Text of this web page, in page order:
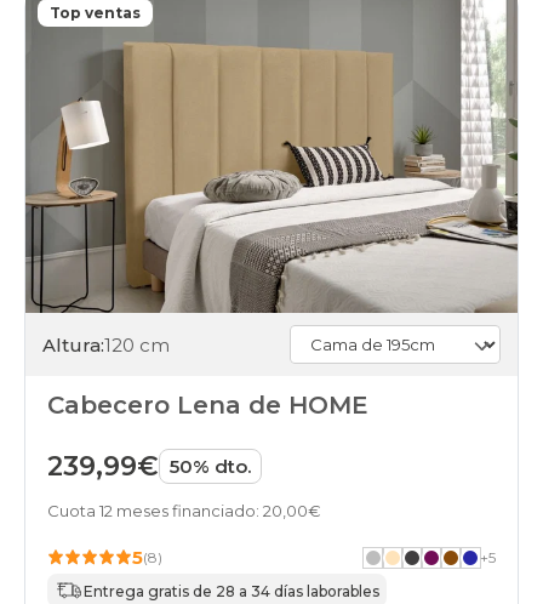
Top ventas
Altura:120 cm
Cabecero Lena de HOME
239,99€ 50% dto.
Cuota 12 meses financiado: 20,00€
5(8) +5
Entrega gratis de 28 a 34 días laborables